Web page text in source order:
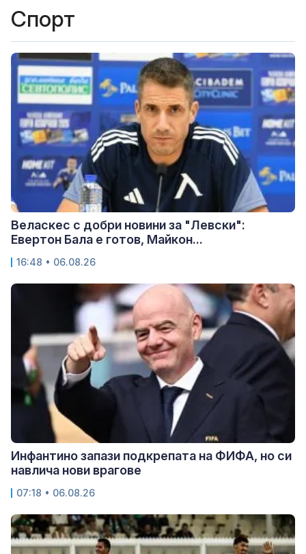
Спорт
Веласкес с добри новини за "Левски":
Евертон Бала е готов, Майкон...
16:48 • 06.08.26
Инфантино запази подкрепата на ФИФА, но си
навлича нови врагове
07:18 • 06.08.26